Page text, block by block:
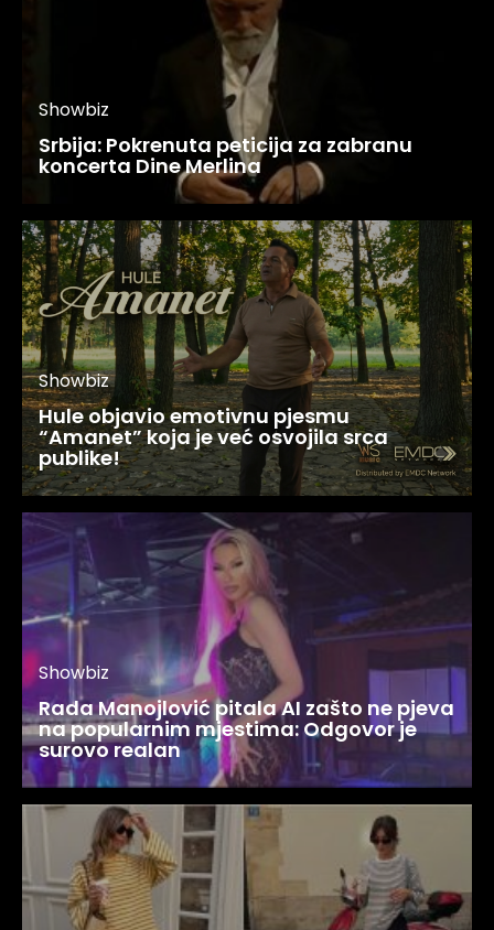
Showbiz
Srbija: Pokrenuta peticija za zabranu
koncerta Dine Merlina
Showbiz
Hule objavio emotivnu pjesmu
“Amanet” koja je već osvojila srca
publike!
Showbiz
Rada Manojlović pitala AI zašto ne pjeva
na popularnim mjestima: Odgovor je
surovo realan